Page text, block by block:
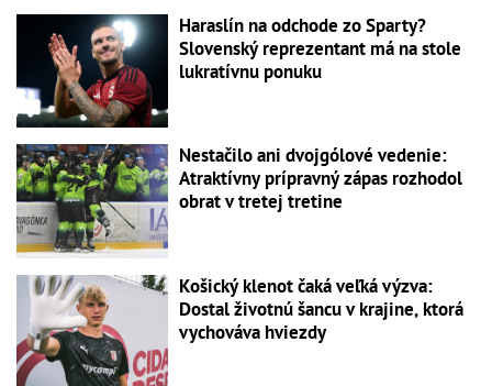
Haraslín na odchode zo Sparty?
Slovenský reprezentant má na stole
lukratívnu ponuku
Nestačilo ani dvojgólové vedenie:
Atraktívny prípravný zápas rozhodol
obrat v tretej tretine
Košický klenot čaká veľká výzva:
Dostal životnú šancu v krajine, ktorá
vychováva hviezdy